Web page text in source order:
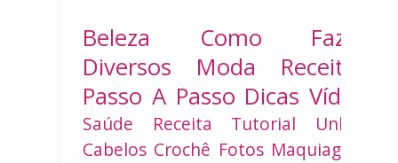
Beleza
Como Fazer
Diversos
Moda
Receitas
Passo A Passo Dicas Vídeo
Saúde Receita Tutorial
Unhas
Cabelos Crochê Fotos Maquiagem